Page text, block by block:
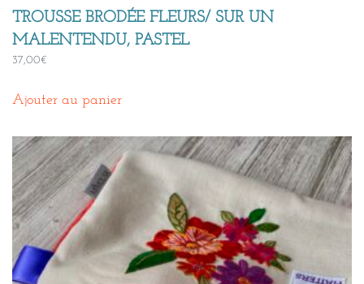
TROUSSE BRODÉE FLEURS/ SUR UN
MALENTENDU, PASTEL
37,00€
Ajouter au panier